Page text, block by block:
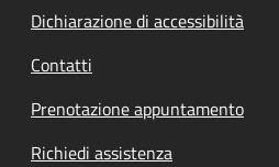
Dichiarazione di accessibilità
Contatti
Prenotazione appuntamento
Richiedi assistenza